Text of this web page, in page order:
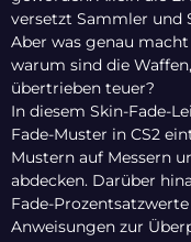
versetzt Sammler und
Aber was genau
warum sind die
übertrieben teuer?
In diesem Skin-Fade-
Fade-Muster in CS2
Mustern auf Messern
abdecken. Darüber
Fade-
Anweisungen zur